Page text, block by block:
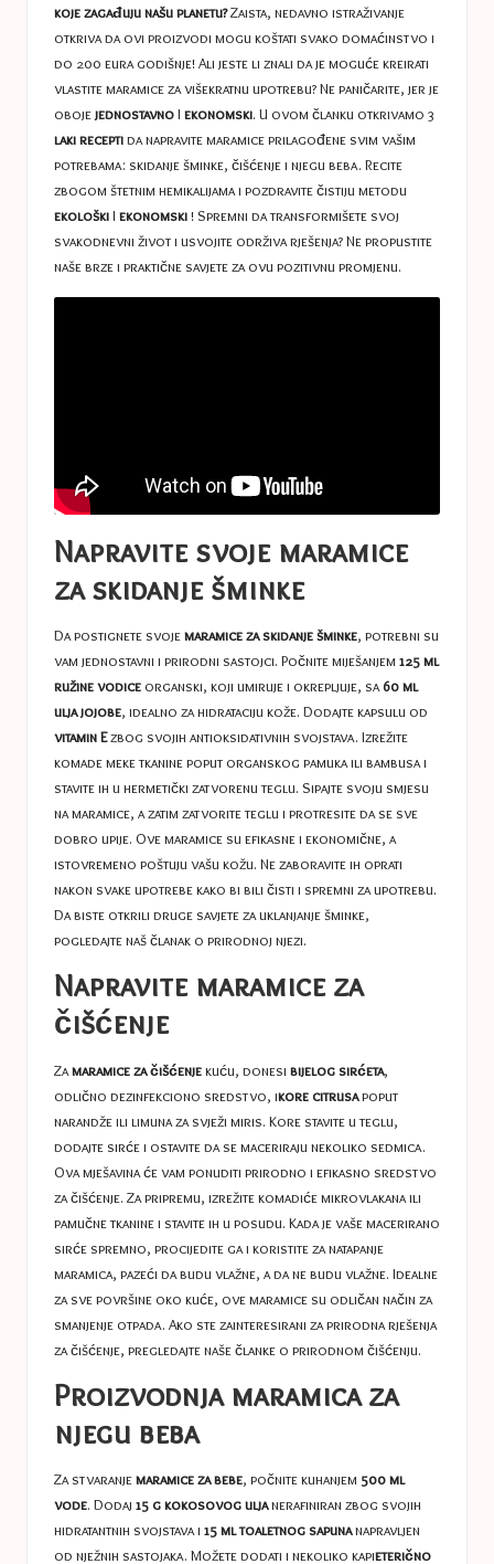
koje zagađuju našu planetu?Zaista, nedavno istraživanje
otkriva da ovi proizvodi mogu koštati svako domaćinstvo i
do 200 eura godišnje! Ali jeste li znali da je moguće kreirati
vlastite maramice za višekratnu upotrebu? Ne paničarite, jer je
obojejednostavnoI ekonomski. U ovom članku otkrivamo 3
laki receptida napravite maramice prilagođene svim vašim
potrebama: skidanje šminke, čišćenje i njegu beba. Recite
zbogom štetnim hemikalijama i pozdravite čistiju metodu
ekološkiI ekonomski! Spremni da transformišete svoj
svakodnevni život i usvojite održiva rješenja? Ne propustite
naše brze i praktične savjete za ovu pozitivnu promjenu.
Napravite svoje maramice
za skidanje šminke
Da postignete svojemaramice za skidanje šminke, potrebni su
vam jednostavni i prirodni sastojci. Počnite miješanjem 125 ml
ružine vodice organski, koji umiruje i okrepljuje, sa60 ml
ulja jojobe, idealno za hidrataciju kože. Dodajte kapsulu od
vitamin Ezbog svojih antioksidativnih svojstava. Izrežite
komade meke tkanine poput organskog pamuka ili bambusa i
stavite ih u hermetički zatvorenu teglu. Sipajte svoju smjesu
na maramice, a zatim zatvorite teglu i protresite da se sve
dobro upije. Ove maramice su efikasne i ekonomične, a
istovremeno poštuju vašu kožu. Ne zaboravite ih oprati
nakon svake upotrebe kako bi bili čisti i spremni za upotrebu.
Da biste otkrili druge savjete za uklanjanje šminke,
pogledajte naš članak o prirodnoj njezi.
Napravite maramice za
čišćenje
Zamaramice za čišćenjekuću, donesi bijelog sirćeta,
odlično dezinfekciono sredstvo, ikore citrusapoput
narandže ili limuna za svježi miris. Kore stavite u teglu,
dodajte sirće i ostavite da se maceriraju nekoliko sedmica.
Ova mješavina će vam ponuditi prirodno i efikasno sredstvo
za čišćenje. Za pripremu, izrežite komadiće mikrovlakana ili
pamučne tkanine i stavite ih u posudu. Kada je vaše macerirano
sirće spremno, procijedite ga i koristite za natapanje
maramica, pazeći da budu vlažne, a da ne budu vlažne. Idealne
za sve površine oko kuće, ove maramice su odličan način za
smanjenje otpada. Ako ste zainteresirani za prirodna rješenja
za čišćenje, pregledajte naše članke o prirodnom čišćenju.
Proizvodnja maramica za
njegu beba
Za stvaranjemaramice za bebe, počnite kuhanjem 500 ml
vode. Dodaj 15 g kokosovog uljanerafiniran zbog svojih
hidratantnih svojstava i 15 ml toaletnog sapunanapravljen
od nježnih sastojaka. Možete dodati i nekoliko kapieterično